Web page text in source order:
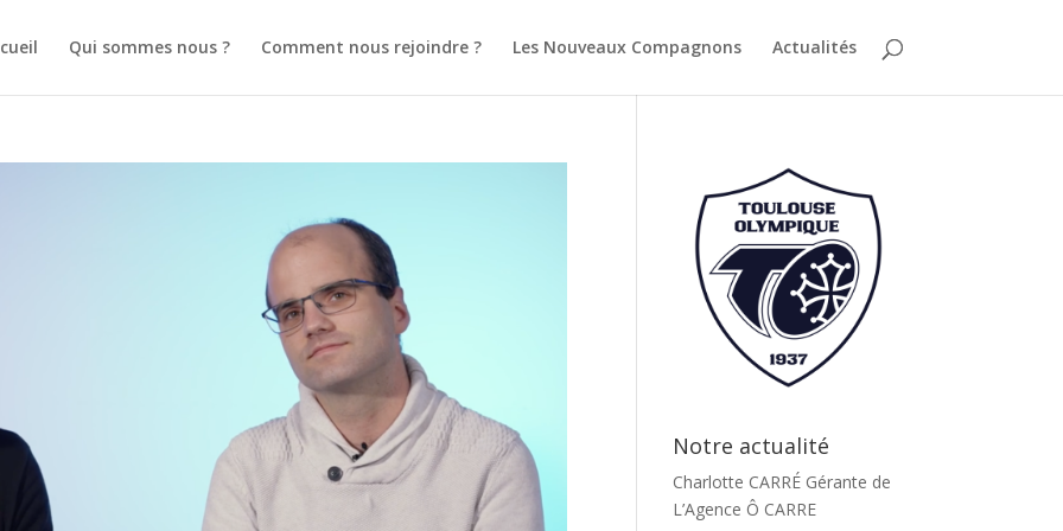
Qui sommes nous ? Comment nous rejoindre ? Les Nouveaux Compagnons Actualités
Notre actualité
Charlotte CARRÉ Gérante de
L’Agence Ô CARRE